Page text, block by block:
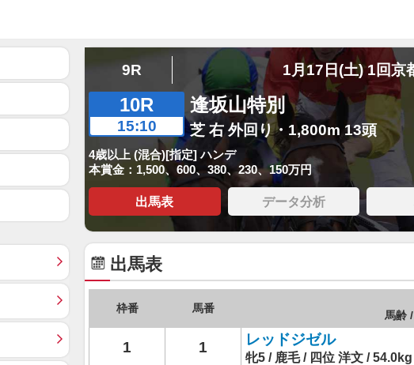
9R 1月17日(土) 1回京
10R
15:10
逢坂山特別
芝 右 外回り・1,800m 13頭
4歳以上 (混合)[指定] ハンデ
本賞金：1,500、600、380、230、150万円
出馬表 データ分析
出馬表
枠番 馬番
馬齢
1 1 レッドジゼル
牝5 / 鹿毛 / 四位 洋文 / 54.0kg